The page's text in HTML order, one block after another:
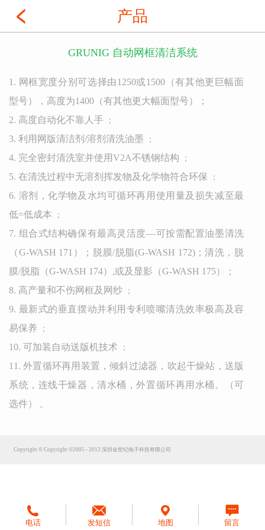
产品
GRUNIG 自动网框清洁系统
1. 网框宽度分别可选择由1250或1500（有其他更巨幅面
型号），高度为1400（有其他更大幅面型号）；
2. 高度自动化不靠人手 ；
3. 利用网版清洁剂/溶剂清洗油墨 ；
4. 完全密封清洗室并使用V2A不锈钢结构 ；
5. 在清洗过程中无溶剂挥发物及化学物符合环保 ；
6. 溶剂，化学物及水均可循环再用使用量及损失减至最
低=低成本 ；
7. 组合式结构确保有最高灵活度—可按需配置油墨清洗
（G-WASH 171）；脱膜/脱脂(G-WASH 172)；清洗，脱
膜/脱脂（G-WASH 174）,或及显影（G-WASH 175）；
8. 高产量和不伤网框及网纱 ；
9. 最新式的垂直摆动并利用专利喷嘴清洗效率极高及容
易保养 ；
10. 可加装自动送版机技术 ；
11. 外置循环再用装置，倾斜过滤器，吹起干燥站，送版
系统，连线干燥器，清水桶，外置循环再用水桶。（可
选件）
。
Copyright © Copyright ©2005 - 2013 深圳金世纪电子科技有限公司
电话 发短信 地图 留言